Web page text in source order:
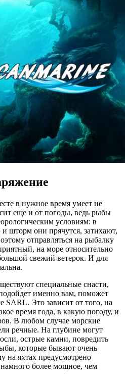
в нужное время умеет не
еще и от погоды, ведь рыбы
условиям: в
шторм они прячутся, затихают,
отправляться на рыбалку
на море относительно
свежий ветерок. И для
специальные снасти,
именно вам, поможет
SARL. Это зависит от того, на
время года, в какую погоду, и
В любом случае морские
речные. На глубине могут
острые камни, повредить
которые бывают очень
на яхтах предусмотрено
более мощное, чем